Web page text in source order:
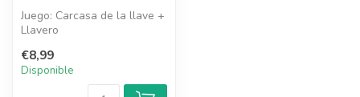
Juego: Carcasa de la llave +
Llavero
€8,99
Disponible